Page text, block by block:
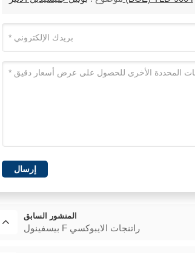
إرسال
المنشور السابق
بيسفينول F راتنجات الايبوكسي